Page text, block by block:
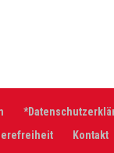
Kontakt